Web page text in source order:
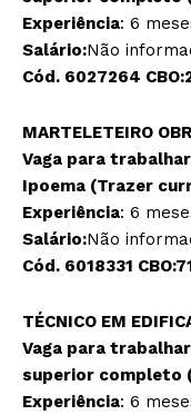
Experiência: 6
Salário:Não
Cód. 6027264
MARTELETEIRO
Vaga para
Ipoema (Trazer
Experiência: 6
Salário:Não
Cód. 6018331
TÉCNICO EM
Vaga para
superior completo
Experiência: 6